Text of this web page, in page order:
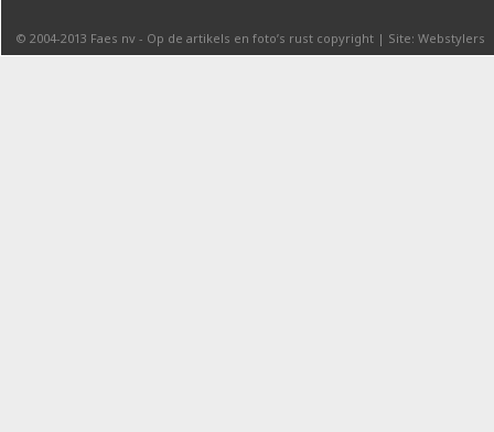
© 2004-2013 Faes nv - Op de artikels en foto’s rust copyright | Site: Webstylers